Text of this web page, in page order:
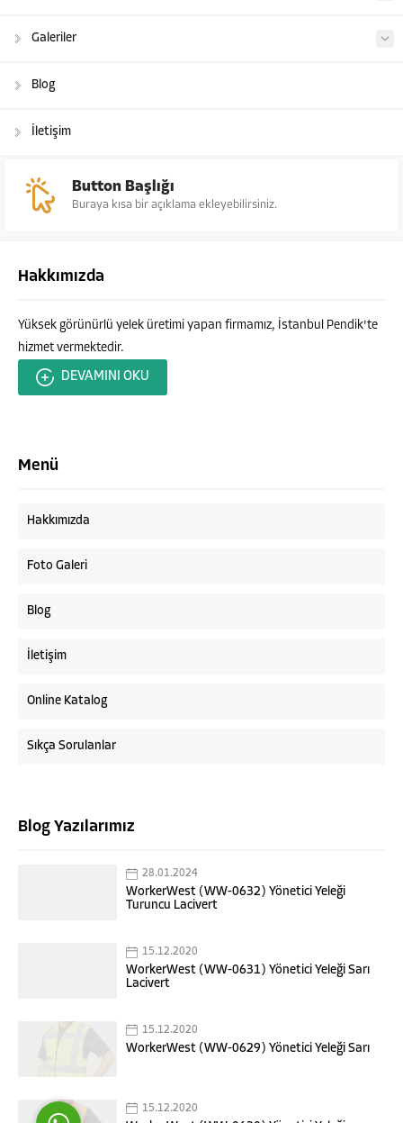
Galeriler
Blog
İletişim
Button Başlığı
Buraya kısa bir açıklama ekleyebilirsiniz.
Hakkımızda
Yüksek görünürlü yelek üretimi yapan firmamız, İstanbul Pendik'te
hizmet vermektedir.
DEVAMINI OKU
Menü
Hakkımızda
Foto Galeri
Blog
İletişim
Online Katalog
Sıkça Sorulanlar
Blog Yazılarımız
28.01.2024
WorkerWest (WW-0632) Yönetici Yeleği
Turuncu Lacivert
15.12.2020
WorkerWest (WW-0631) Yönetici Yeleği Sarı
Lacivert
15.12.2020
WorkerWest (WW-0629) Yönetici Yeleği Sarı
15.12.2020
Cevap Yaz